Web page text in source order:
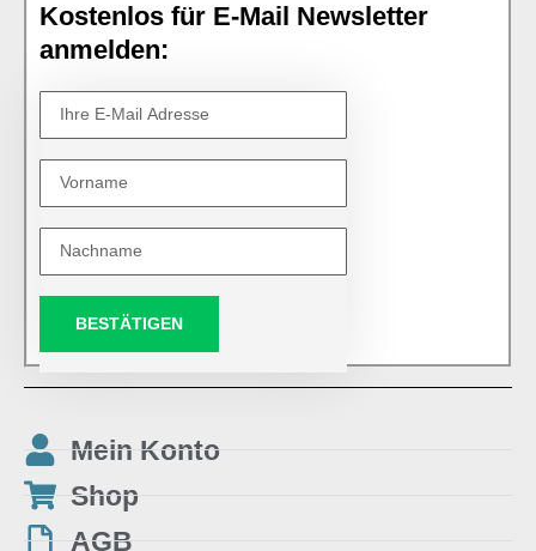
Kostenlos für E-Mail Newsletter
anmelden:
BESTÄTIGEN
Mein Konto
Shop
AGB